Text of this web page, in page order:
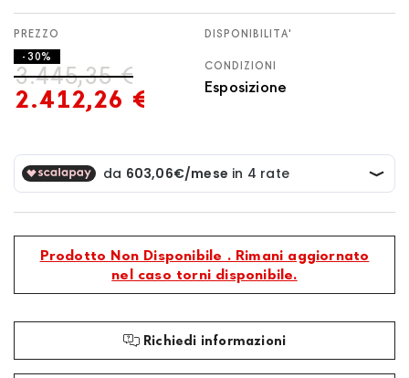
2.412,26 €
3.445,35 €
- 30%
DISPONIBILITA'
CONDIZIONI
Esposizione
Prodotto Non Disponibile . Rimani aggiornato
nel caso torni disponibile.
Richiedi informazioni